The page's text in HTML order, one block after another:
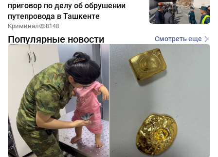
приговор по делу об обрушении
путепровода в Ташкенте
Криминал 8148
Популярные новости Смотреть еще